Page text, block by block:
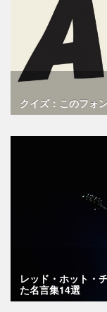
クイズ：このフォ
レッド・ホット・
た名言集14選